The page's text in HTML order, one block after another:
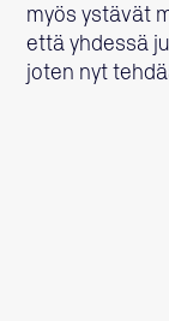
myös ystävät
että yhdessä
joten nyt